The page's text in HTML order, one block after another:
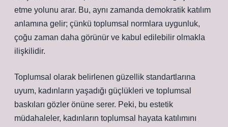
etme yolunu arar. Bu, aynı zamanda demokratik katılım
anlamına gelir; çünkü toplumsal normlara uygunluk,
çoğu zaman daha görünür ve kabul edilebilir olmakla
ilişkilidir.
Toplumsal olarak belirlenen güzellik standartlarına
uyum, kadınların yaşadığı güçlükleri ve toplumsal
baskıları gözler önüne serer. Peki, bu estetik
müdahaleler, kadınların toplumsal hayata katılımını